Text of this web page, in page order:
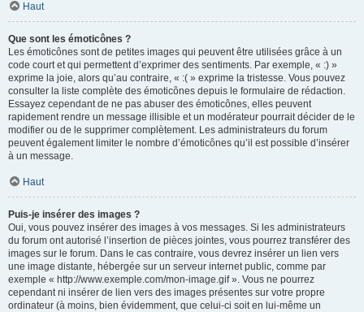
Haut
Que sont les émoticônes ?
Les émoticônes sont de petites images qui peuvent être utilisées grâce à un
code court et qui permettent d’exprimer des sentiments. Par exemple, « :) »
exprime la joie, alors qu’au contraire, « :( » exprime la tristesse. Vous pouvez
consulter la liste complète des émoticônes depuis le formulaire de rédaction.
Essayez cependant de ne pas abuser des émoticônes, elles peuvent
rapidement rendre un message illisible et un modérateur pourrait décider de le
modifier ou de le supprimer complètement. Les administrateurs du forum
peuvent également limiter le nombre d’émoticônes qu’il est possible d’insérer
à un message.
Haut
Puis-je insérer des images ?
Oui, vous pouvez insérer des images à vos messages. Si les administrateurs
du forum ont autorisé l’insertion de pièces jointes, vous pourrez transférer des
images sur le forum. Dans le cas contraire, vous devrez insérer un lien vers
une image distante, hébergée sur un serveur internet public, comme par
exemple « http://www.exemple.com/mon-image.gif ». Vous ne pourrez
cependant ni insérer de lien vers des images présentes sur votre propre
ordinateur (à moins, bien évidemment, que celui-ci soit en lui-même un